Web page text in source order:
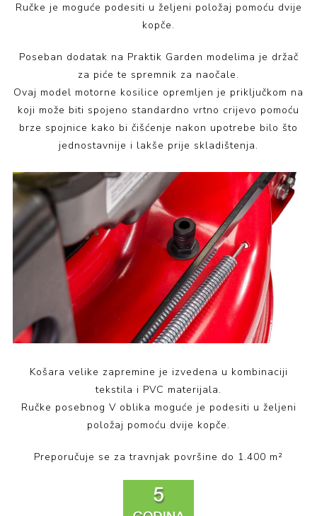
Ručke je moguće podesiti u željeni položaj pomoću dvije
kopče.
Poseban dodatak na Praktik Garden modelima je držač
za piće te spremnik za naočale.
Ovaj model motorne kosilice opremljen je priključkom na
koji može biti spojeno standardno vrtno crijevo pomoću
brze spojnice kako bi čišćenje nakon upotrebe bilo što
jednostavnije i lakše prije skladištenja.
Košara velike zapremine je izvedena u kombinaciji
tekstila i PVC materijala.
Ručke posebnog V oblika moguće je podesiti u željeni
položaj pomoću dvije kopče.
Preporučuje se za travnjak površine do 1.400 m²